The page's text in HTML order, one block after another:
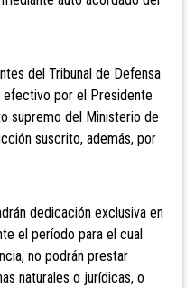
del Tribunal de Defensa
efectivo por el Presidente
supremo del Ministerio de
suscrito, además, por
dedicación exclusiva en
el período para el cual
no podrán prestar
naturales o jurídicas, o